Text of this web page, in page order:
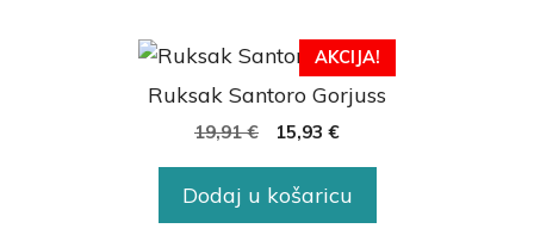
AKCIJA!
Ruksak Santoro Gorjuss
19,91€ 15,93 €
Dodaj u košaricu